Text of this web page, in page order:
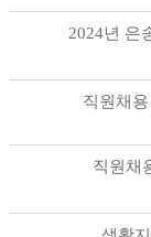
2024년 은
직원채
직원채